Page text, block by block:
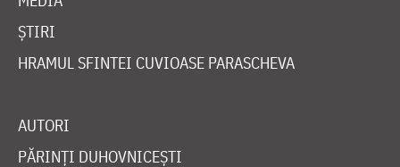
ȘTIRI
HRAMUL SFINTEI CUVIOASE PARASCHEVA
AUTORI
PĂRINȚI DUHOVNICEȘTI